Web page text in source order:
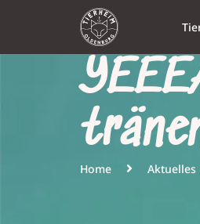
Home Aktuelles